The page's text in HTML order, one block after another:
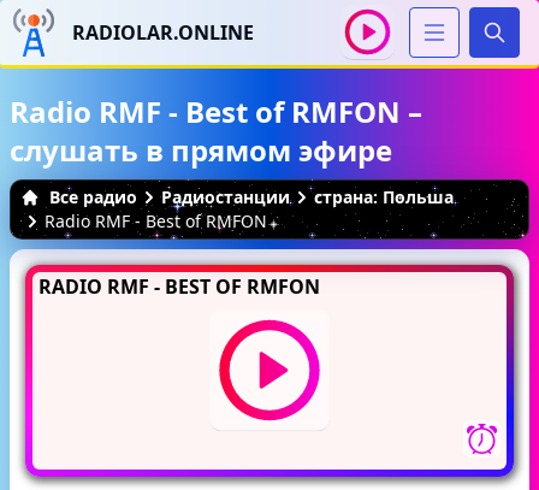
RADIOLAR.ONLINE
Radio RMF - Best of RMFON –
слушать в прямом эфире
Все радио Радиостанции
страна: Польша
Radio RMF - Best of RMFON
RADIO RMF - BEST OF RMFON